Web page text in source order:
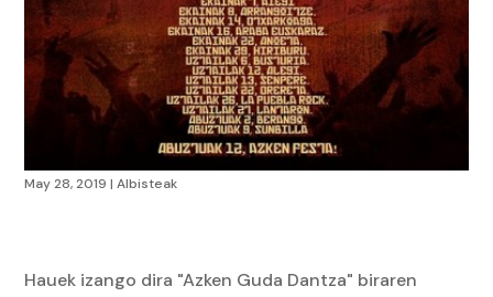
May 28, 2019 |Albisteak
Hauek izango dira "Azken Guda Dantza" biraren